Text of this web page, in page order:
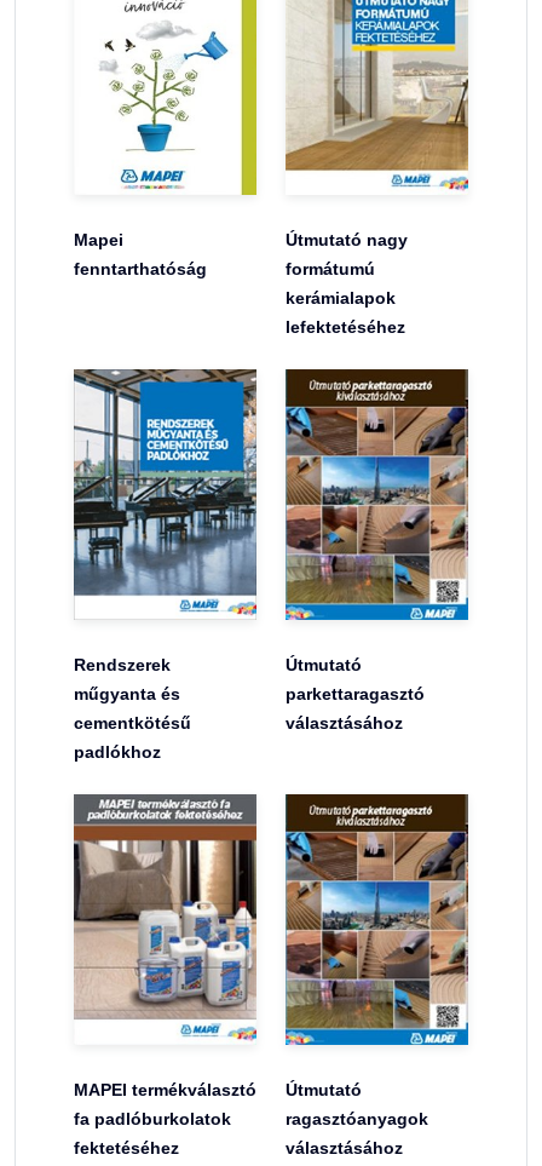
Mapei
fenntarthatóság
Útmutató nagy
formátumú
kerámialapok
lefektetéséhez
Rendszerek
műgyanta és
cementkötésű
padlókhoz
Útmutató
parkettaragasztó
választásához
MAPEI termékválasztó
fa padlóburkolatok
fektetéséhez
Útmutató
ragasztóanyagok
választásához